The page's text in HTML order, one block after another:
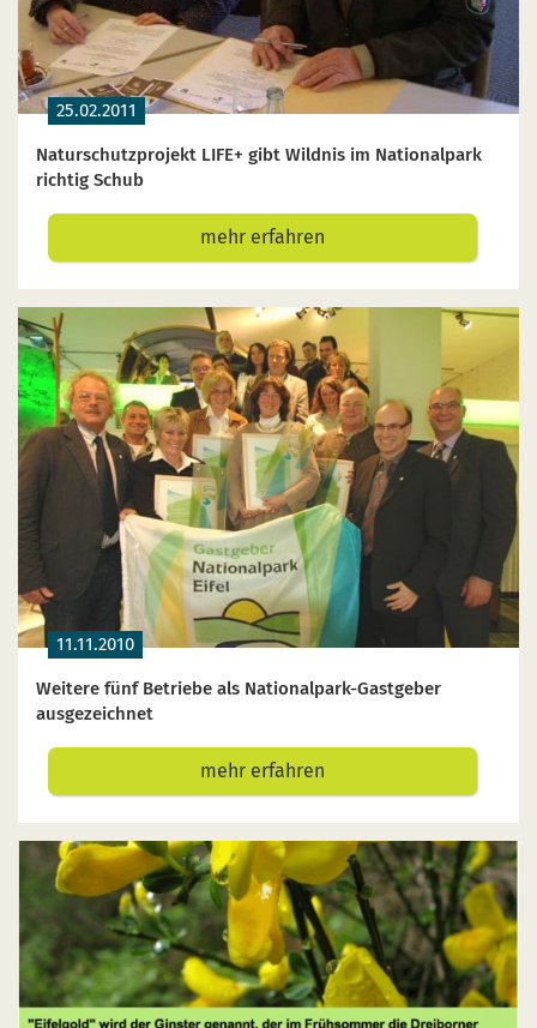
25.02.2011
Naturschutzprojekt LIFE+ gibt Wildnis im Nationalpark
richtig Schub
mehr erfahren
11.11.2010
Weitere fünf Betriebe als Nationalpark-Gastgeber
ausgezeichnet
mehr erfahren